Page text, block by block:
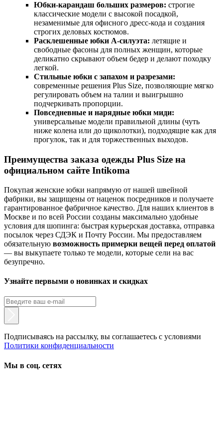
Юбки-карандаш больших размеров: строгие
классические модели с высокой посадкой,
незаменимые для офисного дресс-кода и создания
строгих деловых костюмов.
Расклешенные юбки А-силуэта: летящие и
свободные фасоны для полных женщин, которые
деликатно скрывают объем бедер и делают походку
легкой.
Стильные юбки с запахом и разрезами:
современные решения Plus Size, позволяющие мягко
регулировать объем на талии и выигрышно
подчеркивать пропорции.
Повседневные и нарядные юбки миди:
универсальные модели правильной длины (чуть
ниже колена или до щиколотки), подходящие как для
прогулок, так и для торжественных выходов.
Преимущества заказа одежды Plus Size на
официальном сайте Intikoma
Покупая женские юбки напрямую от нашей швейной
фабрики, вы защищены от наценок посредников и получаете
гарантированное фабричное качество. Для наших клиентов в
Москве и по всей России созданы максимально удобные
условия для шопинга: быстрая курьерская доставка, отправка
посылок через СДЭК и Почту России. Мы предоставляем
обязательную возможность примерки вещей перед оплатой
— вы выкупаете только те модели, которые сели на вас
безупречно.
Узнайте первыми о новинках и скидках
Подписываясь на рассылку, вы соглашаетесь с условиями
Политики конфиденциальности
Мы в соц. сетях